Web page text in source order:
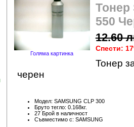
Голяма картинка
Тонер
550
12.60
Спести:
Toнер
черен
Модел: SAMSUNG CLP 300
Бруто тегло: 0.168кг.
27 Брой в наличност
Съвместимо с: SAMSUNG